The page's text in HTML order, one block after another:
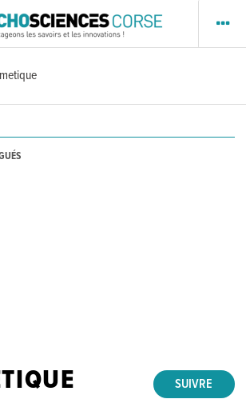
SUIVRE